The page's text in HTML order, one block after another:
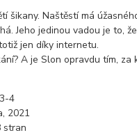
šikany. Naštěstí má
Jeho jedinou vadou je to,
jen díky internetu.
A je Slon opravdu tím, za
4
2021
stran